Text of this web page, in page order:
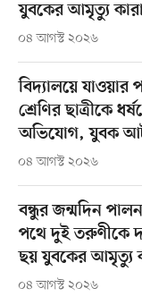
যুবকের আমৃত্যু
০৪ আগস্ট ২০২৬
বিদ্যালয়ে যাওয়ার
শ্রেণির ছাত্রীকে
অভিযোগ, যুবক
০৪ আগস্ট ২০২৬
বন্ধুর জন্মদিন
পথে দুই তরুণীকে
ছয় যুবকের আমৃত্যু
০৪ আগস্ট ২০২৬